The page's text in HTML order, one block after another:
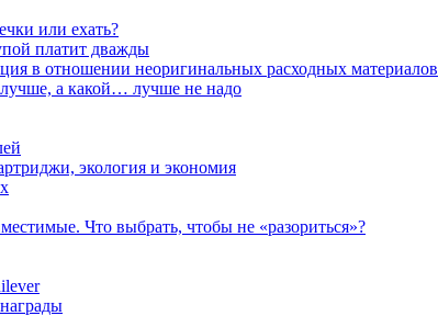
или ехать?
платит дважды
в отношении неоригинальных расходных материалов
а какой… лучше не надо
экология и экономия
Что выбрать, чтобы не «разориться»?